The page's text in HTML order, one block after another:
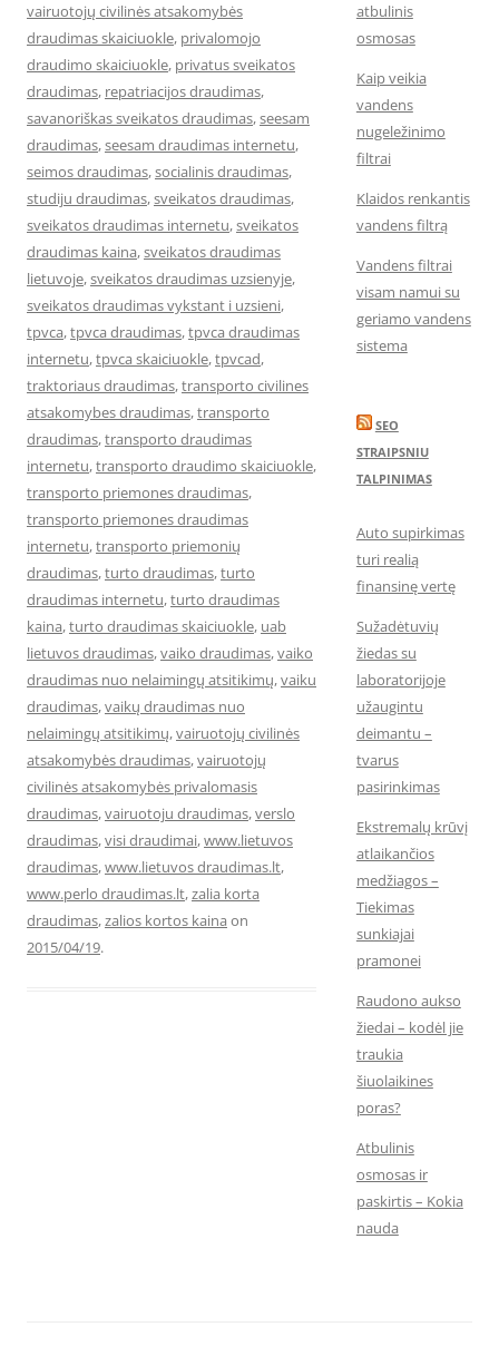
vairuotojų civilinės atsakomybės
draudimas skaiciuokle, privalomojo
draudimo skaiciuokle, privatus sveikatos
draudimas, repatriacijos draudimas,
savanoriškas sveikatos draudimas,seesam
draudimas,seesam draudimas internetu,
seimos draudimas,socialinis draudimas,
studiju draudimas,sveikatos draudimas,
sveikatos draudimas internetu,sveikatos
draudimas kaina,sveikatos draudimas
lietuvoje,sveikatos draudimas uzsienyje,
sveikatos draudimas vykstant i uzsieni,
tpvca,tpvca draudimas,tpvca draudimas
internetu,tpvca skaiciuokle,tpvcad,
traktoriaus draudimas,transporto civilines
atsakomybes draudimas,transporto
draudimas,transporto draudimas
internetu,transporto draudimo skaiciuokle,
transporto priemones draudimas,
transporto priemones draudimas
internetu,transporto priemonių
draudimas,turto draudimas,turto
draudimas internetu,turto draudimas
kaina,turto draudimas skaiciuokle, uab
lietuvos draudimas,vaiko draudimas,vaiko
draudimas nuo nelaimingų atsitikimų,vaiku
draudimas,vaikų draudimas nuo
nelaimingų atsitikimų,vairuotojų civilinės
atsakomybės draudimas,vairuotojų
civilinės atsakomybės privalomasis
draudimas,vairuotoju draudimas,verslo
draudimas,visi draudimai,www.lietuvos
draudimas,www.lietuvos draudimas.lt,
www.perlo draudimas.lt,zalia korta
draudimas,zalios kortos kaina on
2015/04/19.
atbulinis
osmosas
Kaip veikia
vandens
nugeležinimo
filtrai
Klaidos renkantis
vandens filtrą
Vandens filtrai
visam namui su
geriamo vandens
sistema
SEO
STRAIPSNIU
TALPINIMAS
Auto supirkimas
turi realią
finansinę vertę
Sužadėtuvių
žiedas su
laboratorijoje
užaugintu
deimantu –
tvarus
pasirinkimas
Ekstremalų krūvį
atlaikančios
medžiagos –
Tiekimas
sunkiajai
pramonei
Raudono aukso
žiedai – kodėl jie
traukia
šiuolaikines
poras?
Atbulinis
osmosas ir
paskirtis – Kokia
nauda